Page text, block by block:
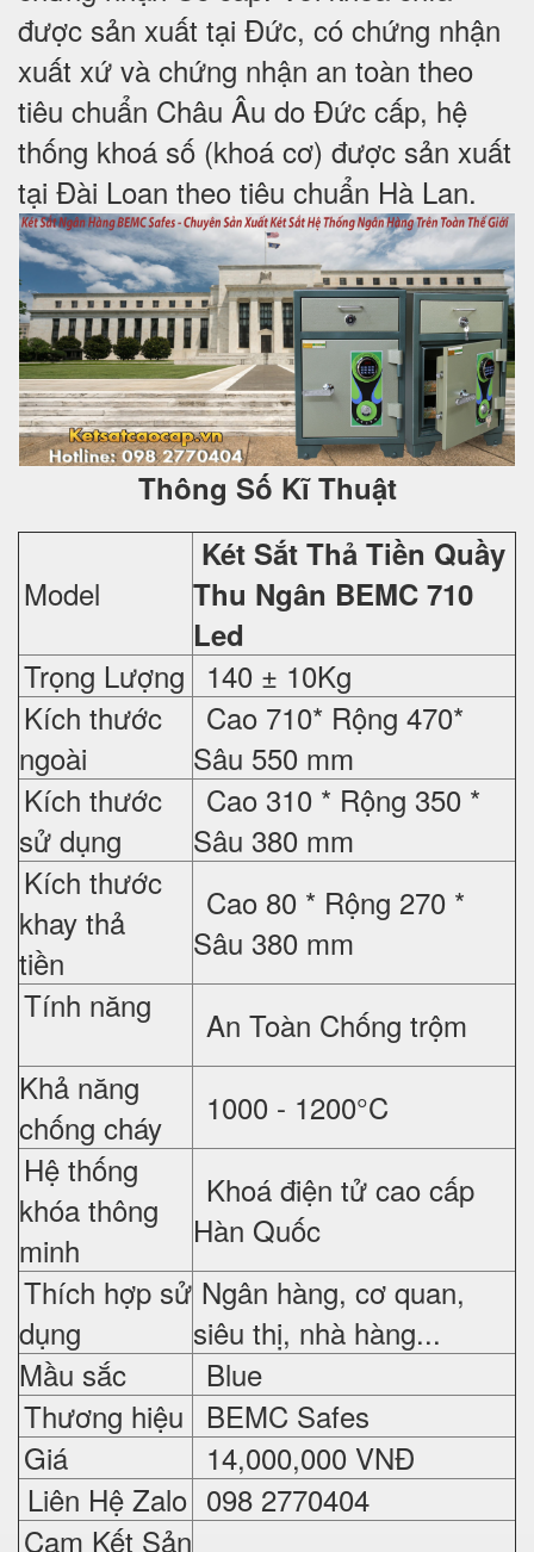
được sản xuất tại Đức, có chứng nhận
xuất xứ và chứng nhận an toàn theo
tiêu chuẩn Châu Âu do Đức cấp, hệ
thống khoá số (khoá cơ) được sản xuất
tại Đài Loan theo tiêu chuẩn Hà Lan.
Thông Số Kĩ Thuật
Model
Két Sắt Thả Tiền Quầy
Thu Ngân BEMC 710
Led
Trọng Lượng 140 ± 10Kg
Kích thước
ngoài
Cao 710* Rộng 470*
Sâu 550 mm
Kích thước
sử dụng
Cao 310 * Rộng 350 *
Sâu 380 mm
Kích thước
khay thả
tiền
Cao 80 * Rộng 270 *
Sâu 380 mm
Tính năng
An Toàn Chống trộm
Khả năng
chống cháy
1000 - 1200°C
Hệ thống
khóa thông
minh
Khoá điện tử cao cấp
Hàn Quốc
Thích hợp sử
dụng
Ngân hàng, cơ quan,
siêu thị, nhà hàng...
Mầu sắc
Blue
Thương hiệu
BEMC Safes
Giá
14,000,000 VNĐ
Liên Hệ Zalo 098 2770404
Cam Kết Sản